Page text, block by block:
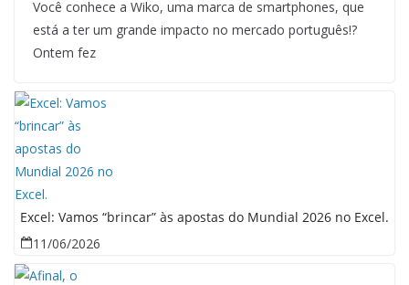
Você conhece a Wiko, uma marca de smartphones, que
está a ter um grande impacto no mercado português!?
Ontem fez
Excel: Vamos “brincar” às apostas do Mundial 2026 no Excel.
11/06/2026